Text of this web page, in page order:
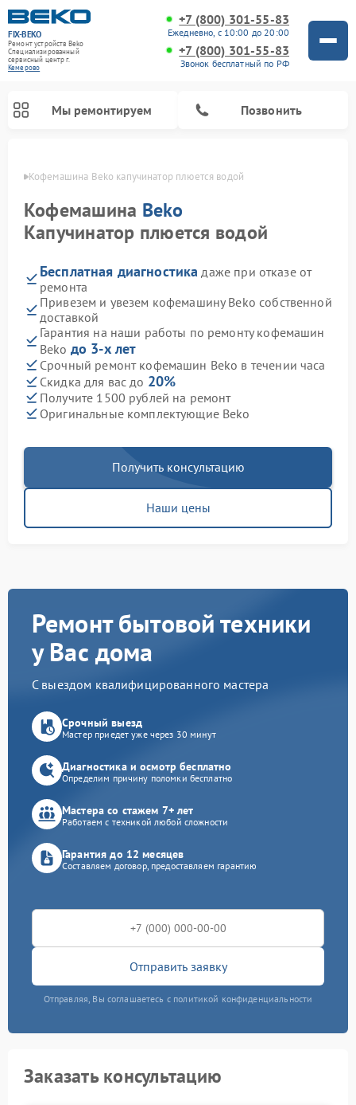
FIX-BEKO
Ремонт устройств Beko
Специализированный
cервисный центр г.
Кемерово
+7 (800) 301-55-83
Ежедневно, с 10:00 до 20:00
+7 (800) 301-55-83
Звонок бесплатный по РФ
Мы ремонтируем Позвонить
Кофемашина Beko капучинатор плюется водой
Кофемашина Beko
Капучинатор плюется водой
Бесплатная диагностика даже при отказе от
ремонта
Привезем и увезем кофемашину Beko собственной
доставкой
Гарантия на наши работы по ремонту кофемашин
Beko до 3-х лет
Срочный ремонт кофемашин Beko в течении часа
Скидка для вас до 20%
Получите 1500 рублей на ремонт
Оригинальные комплектующие Beko
Получить консультацию
Наши цены
Ремонт бытовой техники
у Вас дома
С выездом квалифицированного мастера
Срочный выезд
Мастер приедет уже через 30 минут
Диагностика и осмотр бесплатно
Определим причину поломки бесплатно
Мастера со стажем 7+ лет
Работаем с техникой любой сложности
Гарантия до 12 месяцев
Составляем договор, предоставляем гарантию
Отправить заявку
Отправляя, Вы соглашаетесь с политикой конфиденциальности
Заказать консультацию